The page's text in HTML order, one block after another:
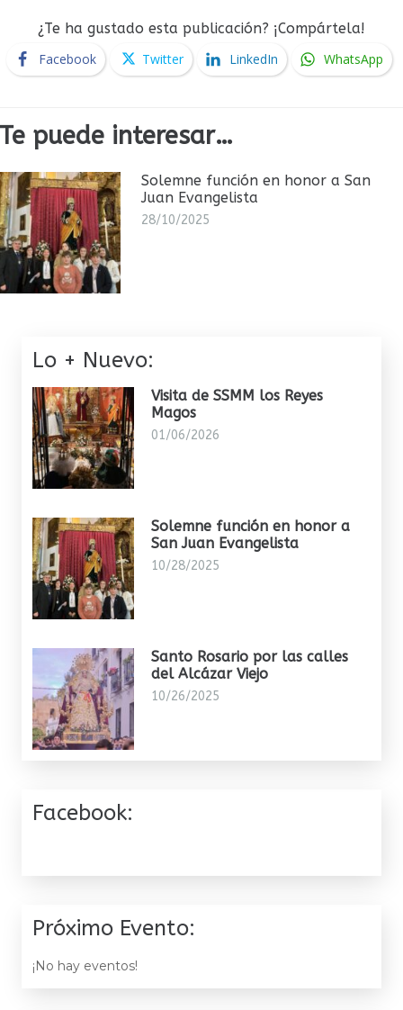
¿Te ha gustado esta publicación? ¡Compártela!
Facebook
Twitter LinkedIn WhatsApp
Te puede interesar…
Solemne función en honor a San
Juan Evangelista
28/10/2025
Lo + Nuevo:
Visita de SSMM los Reyes
Magos
01/06/2026
Solemne función en honor a
San Juan Evangelista
10/28/2025
Santo Rosario por las calles
del Alcázar Viejo
10/26/2025
Facebook:
Próximo Evento:
¡No hay eventos!